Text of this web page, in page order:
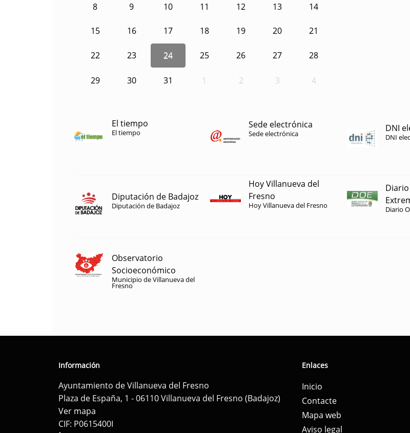
8 9 10 11 12 13 14
15 16 17 18 19 20 21
22 23 24 25 26 27 28
29 30 31 1 2 3 4
El tiempo
El tiempo
Sede electrónica
Sede electrónica DNI
DNI
Diputación de Badajoz
Diputación de Badajoz
Hoy Villanueva del
Fresno
Hoy Villanueva del Fresno Diario
Observatorio
Socioeconómico
Municipio de Villanueva del
Fresno
Información
Ayuntamiento de Villanueva del Fresno
Plaza de España, 1 - 06110 Villanueva del Fresno (Badajoz)
Ver mapa
CIF: P0615400I
Enlaces
Inicio
Contacte
Mapa web
Aviso legal